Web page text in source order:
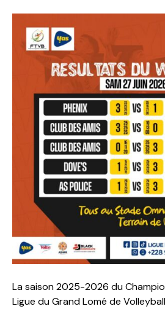
La saison 2025-2026 du
Ligue du Grand Lomé de